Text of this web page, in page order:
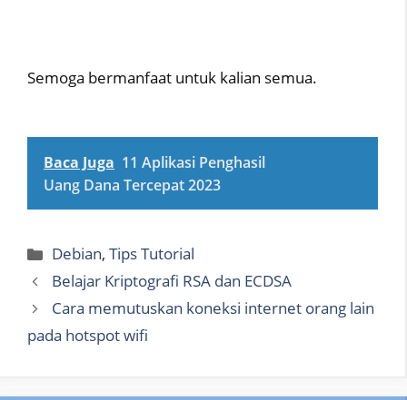
Semoga bermanfaat untuk kalian semua.
Baca Juga 11 Aplikasi Penghasil
Uang Dana Tercepat 2023
Categories
Debian,Tips Tutorial
Belajar Kriptografi RSA dan ECDSA
Cara memutuskan koneksi internet orang lain
pada hotspot wifi